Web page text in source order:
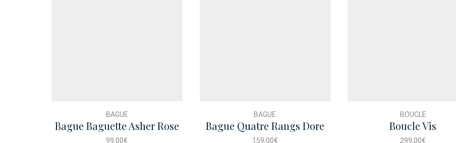
BAGUE
Bague Baguette Asher Rose
99,00€
BAGUE
Bague Quatre Rangs Dore
159,00€
BOUCLE
Boucle Vis
299,00€